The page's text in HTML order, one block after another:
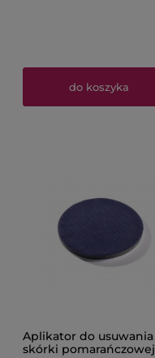
do koszyka
Aplikator do usuwania
skórki pomarańczowej